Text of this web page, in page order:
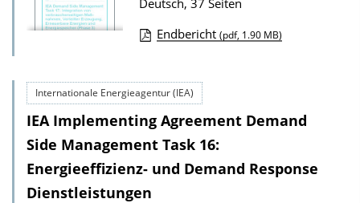
o
Deutsch, 37 Seiten
w
n
l
o
a
Endbericht (pdf, 1.90 MB)
Internationale Energieagentur (IEA)
IEA Implementing Agreement Demand
Side Management Task 16:
Energieeffizienz- und Demand Response
Dienstleistungen